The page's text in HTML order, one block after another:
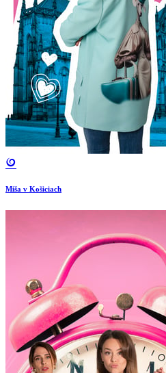
Miša v Košiciach